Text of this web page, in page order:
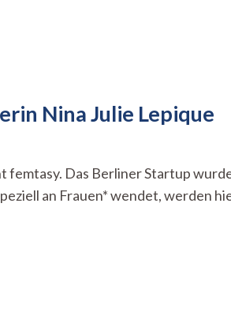
Nina Julie Lepique
Das Berliner Startup
an Frauen* wendet, werden